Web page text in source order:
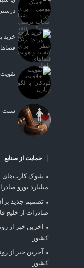
خرید
سنت
حمایت از صنایع
میلیارد یورو
تصمیم جدید
صادرات از خلیج
آخرین خبر از
کشور
آخرین خبر از
کشور